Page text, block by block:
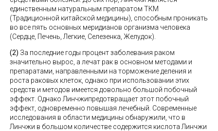
единственным натуральным препаратом ТКМ
(Традиционной китайской медицины), способным проникать
во все пять основных меридианов организма человека
(Сердце, Печень, Легкие, Селезенка, Желудок).
(2) За последние годы процент заболевания раком
значительно вырос, а лечат рак в основном методами и
препаратами, направленными на торможение деления и
роста раковых клеток, однако при использовании этих
средств и методов имеется довольно большой побочный
эффект. Однако Линчжипредотвращает этот побочный
эффект, одновременно повышая лечебный. Современные
исследования в области медицины обнаружили, что в
Линчжи в большом количестве содержится кислота Линчжи